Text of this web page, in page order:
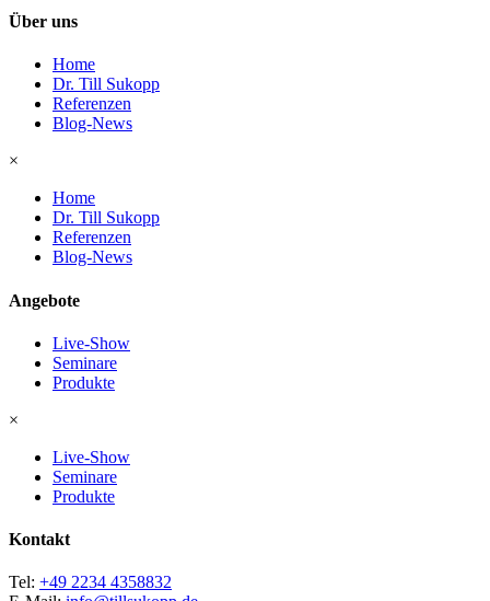
Über uns
Home
Dr. Till Sukopp
Referenzen
Blog-News
×
Home
Dr. Till Sukopp
Referenzen
Blog-News
Angebote
Live-Show
Seminare
Produkte
×
Live-Show
Seminare
Produkte
Kontakt
Tel: +49 2234 4358832